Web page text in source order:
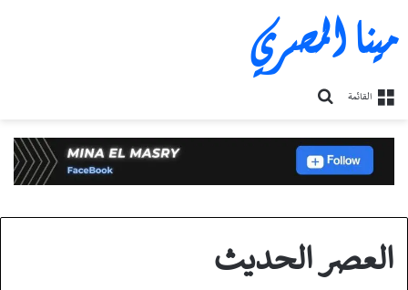
مينا المصري
القائمة
العصر الحديث